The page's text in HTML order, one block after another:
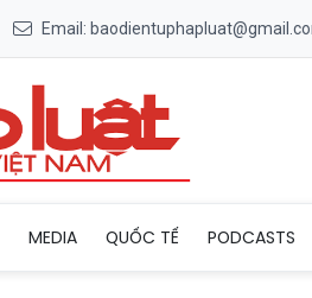
Email:
MEDIA QUỐC TẾ PODCASTS